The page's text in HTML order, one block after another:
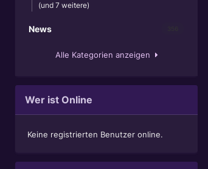
(und 7 weitere)
News
Alle Kategorien anzeigen
Wer ist Online
Keine registrierten Benutzer online.